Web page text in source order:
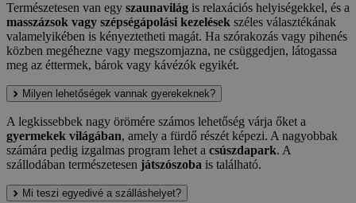
Természetesen van egy szaunavilág is relaxációs helyiségekkel, és a
masszázsok vagy szépségápolási kezelések széles választékának
valamelyikében is kényeztetheti magát. Ha szórakozás vagy pihenés
közben megéhezne vagy megszomjazna, ne csüggedjen, látogassa
meg az éttermek, bárok vagy kávézók egyikét.
Milyen lehetőségek vannak gyerekeknek?
A legkissebbek nagy örömére számos lehetőség várja őket a
gyermekek világában, amely a fürdő részét képezi. A nagyobbak
számára pedig izgalmas program lehet a csúszdapark. A
szállodában természetesen játszószoba is található.
Mi teszi egyedivé a szálláshelyet?